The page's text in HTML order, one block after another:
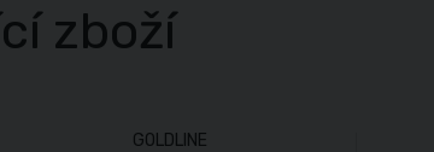
zboží
GOLDLINE